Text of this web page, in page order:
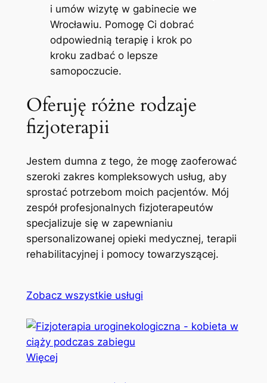
i umów wizytę w gabinecie we
Wrocławiu. Pomogę Ci dobrać
odpowiednią terapię i krok po
kroku zadbać o lepsze
samopoczucie.
Oferuję różne rodzaje
fizjoterapii
Jestem dumna z tego, że mogę zaoferować
szeroki zakres kompleksowych usług, aby
sprostać potrzebom moich pacjentów. Mój
zespół profesjonalnych fizjoterapeutów
specjalizuje się w zapewnianiu
spersonalizowanej opieki medycznej, terapii
rehabilitacyjnej i pomocy towarzyszącej.
Zobacz wszystkie usługi
Więcej